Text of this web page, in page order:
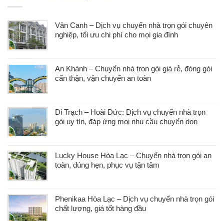
Vân Canh – Dịch vụ chuyển nhà trọn gói chuyên
nghiệp, tối ưu chi phí cho mọi gia đình
An Khánh – Chuyển nhà trọn gói giá rẻ, đóng gói
cẩn thận, vận chuyển an toàn
Di Trạch – Hoài Đức: Dịch vụ chuyển nhà trọn
gói uy tín, đáp ứng mọi nhu cầu chuyển dọn
Lucky House Hòa Lạc – Chuyển nhà trọn gói an
toàn, đúng hẹn, phục vụ tận tâm
Phenikaa Hòa Lạc – Dịch vụ chuyển nhà trọn gói
chất lượng, giá tốt hàng đầu